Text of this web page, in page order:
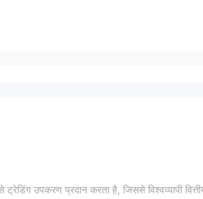
उपकरण प्रदान करता है, जिससे विश्वव्यापी